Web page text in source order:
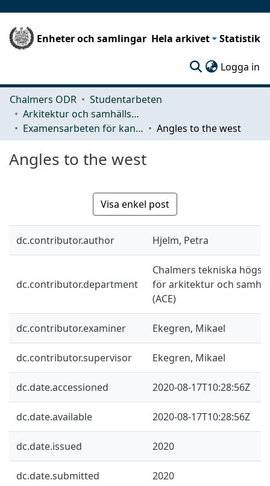
Enheter och samlingar Hela arkivet Statistik
Logga in
Chalmers ODR
Studentarbeten
Arkitektur och samhällsbyggnadsteknik (ACE)
Examensarbeten för kandidatexamen
Angles to the west
Angles to the west
Visa enkel post
dc.contributor.author Hjelm, Petra
dc.contributor.department
Chalmers tekniska
för arkitektur och
(ACE)
dc.contributor.examiner Ekegren, Mikael
dc.contributor.supervisor Ekegren, Mikael
dc.date.accessioned 2020-08-17T10:28:56Z
dc.date.available 2020-08-17T10:28:56Z
dc.date.issued 2020
dc.date.submitted 2020